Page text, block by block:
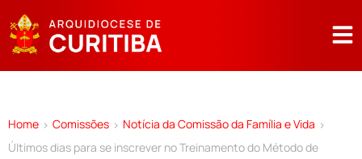
Home > Comissões > Notícia da Comissão da Família e Vida >
Últimos dias para se inscrever no Treinamento do Método de